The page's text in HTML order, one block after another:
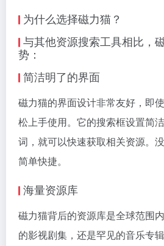
为什么选择磁力猫？
与其他资源搜索工具相比，
势：
简洁明了的界面
磁力猫的界面设计非常友好，即
松上手使用。它的搜索框设置简
词，就可以快速获取相关资源。
简单快捷。
海量资源库
磁力猫背后的资源库是全球范围
的影视剧集，还是罕见的音乐专